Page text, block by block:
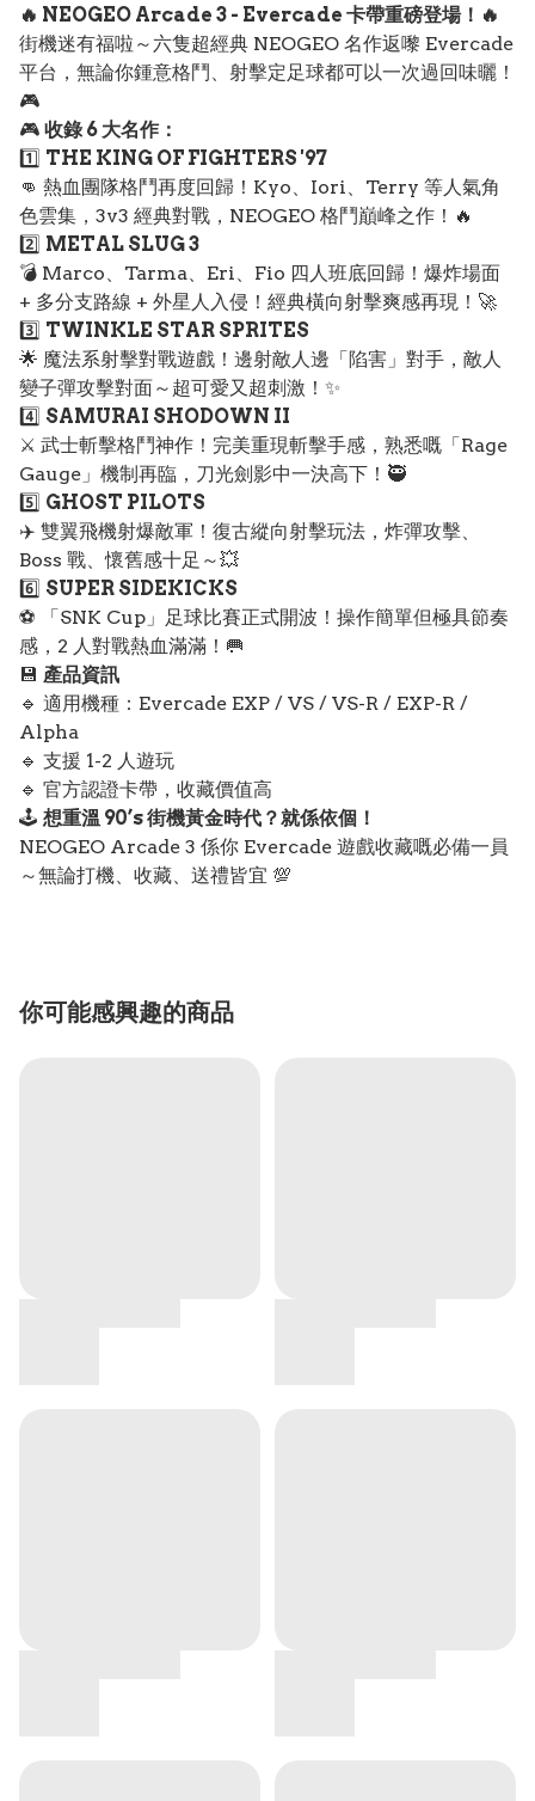
🔥 NEOGEO Arcade 3 - Evercade 卡帶重磅登場！🔥
街機迷有福啦～六隻超經典 NEOGEO 名作返嚟 Evercade
平台，無論你鍾意格鬥、射擊定足球都可以一次過回味曬！
🎮
🎮 收錄 6 大名作：
1️⃣ THE KING OF FIGHTERS '97
👊 熱血團隊格鬥再度回歸！Kyo、Iori、Terry 等人氣角
色雲集，3v3 經典對戰，NEOGEO 格鬥巔峰之作！🔥
2️⃣ METAL SLUG 3
💣 Marco、Tarma、Eri、Fio 四人班底回歸！爆炸場面
+ 多分支路線 + 外星人入侵！經典橫向射擊爽感再現！🚀
3️⃣ TWINKLE STAR SPRITES
🌟 魔法系射擊對戰遊戲！邊射敵人邊「陷害」對手，敵人
變子彈攻擊對面～超可愛又超刺激！✨
4️⃣ SAMURAI SHODOWN II
⚔️ 武士斬擊格鬥神作！完美重現斬擊手感，熟悉嘅「Rage
Gauge」機制再臨，刀光劍影中一決高下！🥷
5️⃣ GHOST PILOTS
✈️ 雙翼飛機射爆敵軍！復古縱向射擊玩法，炸彈攻擊、
Boss 戰、懷舊感十足～💥
6️⃣ SUPER SIDEKICKS
⚽ 「SNK Cup」足球比賽正式開波！操作簡單但極具節奏
感，2 人對戰熱血滿滿！🥅
💾 產品資訊
🔹 適用機種：Evercade EXP / VS / VS-R / EXP-R /
Alpha
🔹 支援 1-2 人遊玩
🔹 官方認證卡帶，收藏價值高
🕹️ 想重溫 90’s 街機黃金時代？就係依個！
NEOGEO Arcade 3 係你 Evercade 遊戲收藏嘅必備一員
～無論打機、收藏、送禮皆宜 💯
你可能感興趣的商品